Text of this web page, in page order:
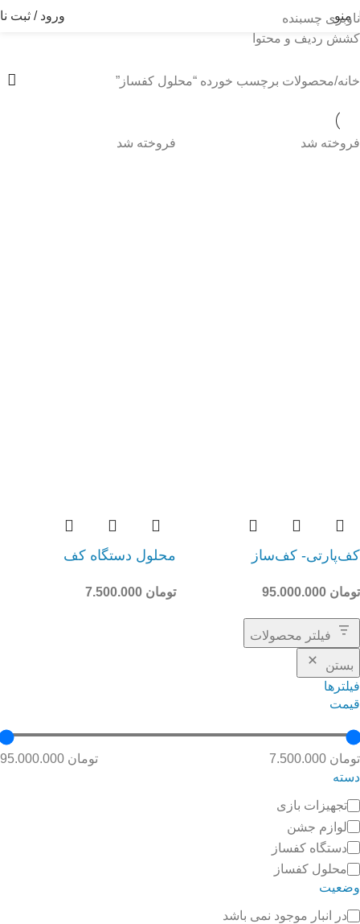
ناوبری چسبنده
کشش ردیف و محتوا
منو ورود / ثبت
محلول کفساز
فیلتر محصولات
بستن
فیلترها
قیمت
تومان 7.500.000
تومان 95.000.000
دسته
تجهیزات بازی
لوازم جشن
دستگاه کفساز
محلول کفساز
وضعیت
در انبار موجود نمی باشد
خانه محصولات برچسب خورده “محلول کفساز”
فروخته شد
کف‌پارتی- کف‌ساز
تومان
فروخته شد
محلول دستگاه کف
تومان